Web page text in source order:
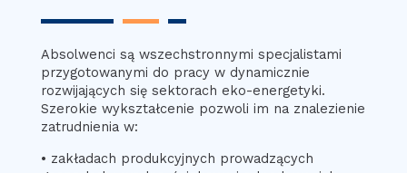
Absolwenci są wszechstronnymi specjalistami
przygotowanymi do pracy w dynamicznie
rozwijających się sektorach eko-energetyki.
Szerokie wykształcenie pozwoli im na znalezienie
zatrudnienia w:
• zakładach produkcyjnych prowadzących